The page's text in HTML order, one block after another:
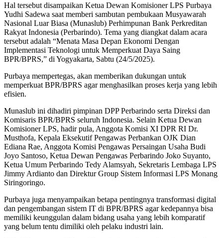
Hal tersebut disampaikan Ketua Dewan Komisioner LPS Purbaya
Yudhi Sadewa saat memberi sambutan pembukaan Musyawarah
Nasional Luar Biasa (Munaslub) Perhimpunan Bank Perkreditan
Rakyat Indonesia (Perbarindo). Tema yang diangkat dalam acara
tersebut adalah “Menata Masa Depan Ekonomi Dengan
Implementasi Teknologi untuk Memperkuat Daya Saing
BPR/BPRS,” di Yogyakarta, Sabtu (24/5/2025).
Purbaya mempertegas, akan memberikan dukungan untuk
memperkuat BPR/BPRS agar menghasilkan proses kerja yang lebih
efisien.
Munaslub ini dihadiri pimpinan DPP Perbarindo serta Direksi dan
Komisaris BPR/BPRS seluruh Indonesia. Selain Ketua Dewan
Komisioner LPS, hadir pula, Anggota Komisi XI DPR RI Dr.
Musthofa, Kepala Eksekutif Pengawas Perbankan OJK Dian
Ediana Rae, Anggota Komisi Pengawas Persaingan Usaha Budi
Joyo Santoso, Ketua Dewan Pengawas Perbarindo Joko Suyanto,
Ketua Umum Perbarindo Tedy Alamsyah, Sekretaris Lembaga LPS
Jimmy Ardianto dan Direktur Group Sistem Informasi LPS Monang
Siringoringo.
Purbaya juga menyampaikan betapa pentingnya transformasi digital
dan pengembangan sistem IT di BPR/BPRS agar kedepannya bisa
memiliki keunggulan dalam bidang usaha yang lebih komparatif
yang belum tentu dimiliki oleh pelaku industri lain.